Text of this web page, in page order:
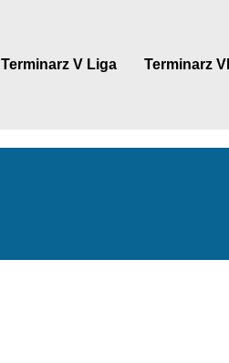
Terminarz V Liga Terminarz